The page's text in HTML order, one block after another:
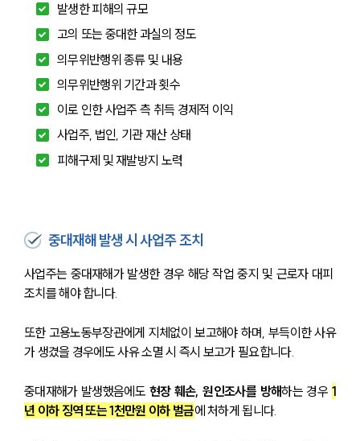
발생한 피해의 규모
고의 또는 중대한 과실의 정도
의무위반행위 종류 및 내용
의무위반행위 기간과 횟수
이로 인한 사업주 측 취득 경제적 이익
사업주, 법인, 기관 재산 상태
피해구제 및 재발방지 노력
중대재해 발생 시 사업주 조치
사업주는 중대재해가 발생한 경우 해당 작업 중지 및 근로자 대피
조치를 해야 합니다.
또한 고용노동부장관에게 지체없이 보고해야 하며, 부득이한 사유
가 생겼을 경우에도 사유 소멸 시 즉시 보고가 필요합니다.
중대재해가 발생했음에도 현장 훼손, 원인조사를 방해하는 경우 1
년 이하 징역 또는 1천만원 이하 벌금에 처하게 됩니다.